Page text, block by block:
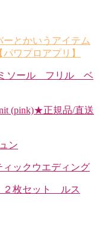
ーとかいうアイテム
ワプロアプリ】
ソール フリル ベ
(pink)★正規品/直送
ン
ックウエディング
枚セット ルス